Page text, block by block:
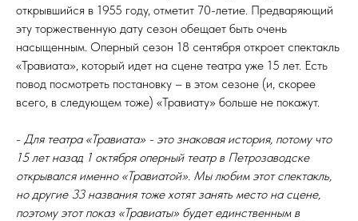
открывшийся в 1955 году, отметит 70-летие. Предваряющий
эту торжественную дату сезон обещает быть очень
насыщенным. Оперный сезон 18 сентября откроет спектакль
«Травиата», который идет на сцене театра уже 15 лет. Есть
повод посмотреть постановку – в этом сезоне (и, скорее
всего, в следующем тоже) «Травиату» больше не покажут.
- Для театра «Травиата» - это знаковая история, потому что
15 лет назад 1 октября оперный театр в Петрозаводске
открывался именно «Травиатой». Мы любим этот спектакль,
но другие 33 названия тоже хотят занять место на сцене,
поэтому этот показ «Травиаты» будет единственным в